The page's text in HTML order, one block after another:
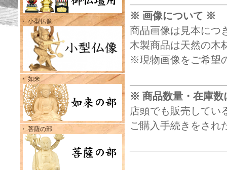
・ 小型仏像
・ 如来
・ 菩薩の部
※ 画像について ※
商品画像は見本につ
木製商品は天然の木
※現物画像をご希望
※ 商品数量・在庫
店頭でも販売してい
ご購入手続きをされ